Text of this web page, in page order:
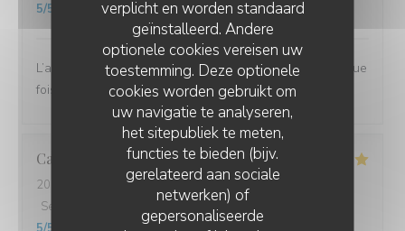
verplicht en worden standaard
geïnstalleerd. Andere
optionele cookies vereisen uw
toestemming. Deze optionele
cookies worden gebruikt om
uw navigatie te analyseren,
het sitepubliek te meten,
functies te bieden (bijv.
gerelateerd aan sociale
netwerken) of
gepersonaliseerde
5/5
L’accueil, le service et le repas délicieux comme à chaque
fois.
Catherine
2026-02-11
- 12:15 - Gasten 2
Service
Keuken /5